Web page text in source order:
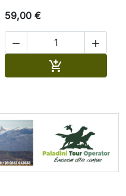
59,00 €
 
